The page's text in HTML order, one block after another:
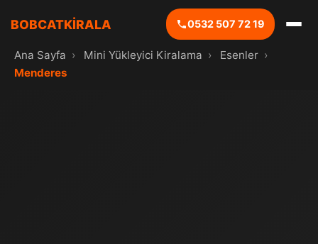
BOBCATKİRALA 0532 507 72 19
Ana Sayfa › Mini Yükleyici Kiralama › Esenler ›
Menderes